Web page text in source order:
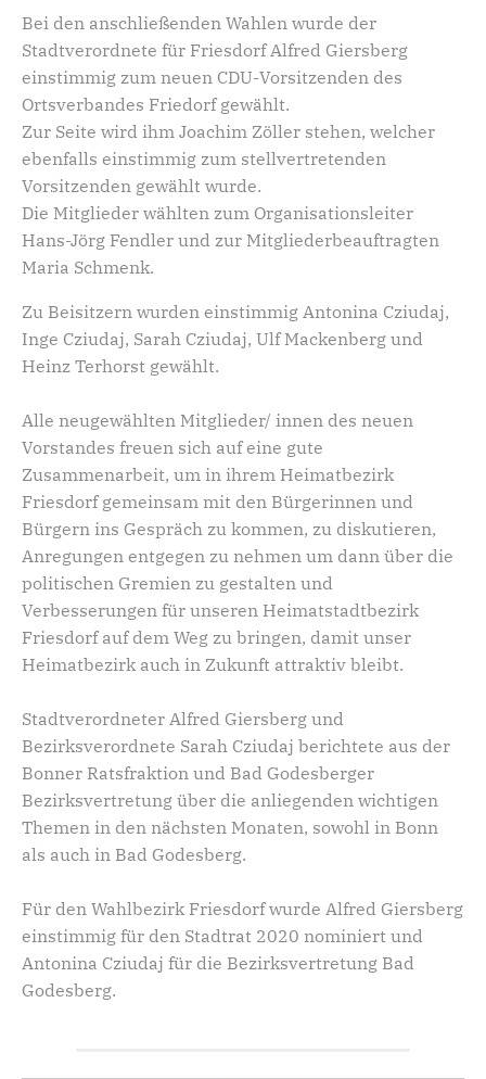
Bei den anschließenden Wahlen wurde der
Stadtverordnete für Friesdorf Alfred Giersberg
einstimmig zum neuen CDU-Vorsitzenden des
Ortsverbandes Friedorf gewählt.
Zur Seite wird ihm Joachim Zöller stehen, welcher
ebenfalls einstimmig zum stellvertretenden
Vorsitzenden gewählt wurde.
Die Mitglieder wählten zum Organisationsleiter
Hans-Jörg Fendler und zur Mitgliederbeauftragten
Maria Schmenk.
Zu Beisitzern wurden einstimmig Antonina Cziudaj,
Inge Cziudaj, Sarah Cziudaj, Ulf Mackenberg und
Heinz Terhorst gewählt.
Alle neugewählten Mitglieder/ innen des neuen
Vorstandes freuen sich auf eine gute
Zusammenarbeit, um in ihrem Heimatbezirk
Friesdorf gemeinsam mit den Bürgerinnen und
Bürgern ins Gespräch zu kommen, zu diskutieren,
Anregungen entgegen zu nehmen um dann über die
politischen Gremien zu gestalten und
Verbesserungen für unseren Heimatstadtbezirk
Friesdorf auf dem Weg zu bringen, damit unser
Heimatbezirk auch in Zukunft attraktiv bleibt.
Stadtverordneter Alfred Giersberg und
Bezirksverordnete Sarah Cziudaj berichtete aus der
Bonner Ratsfraktion und Bad Godesberger
Bezirksvertretung über die anliegenden wichtigen
Themen in den nächsten Monaten, sowohl in Bonn
als auch in Bad Godesberg.
Für den Wahlbezirk Friesdorf wurde Alfred Giersberg
einstimmig für den Stadtrat 2020 nominiert und
Antonina Cziudaj für die Bezirksvertretung Bad
Godesberg.